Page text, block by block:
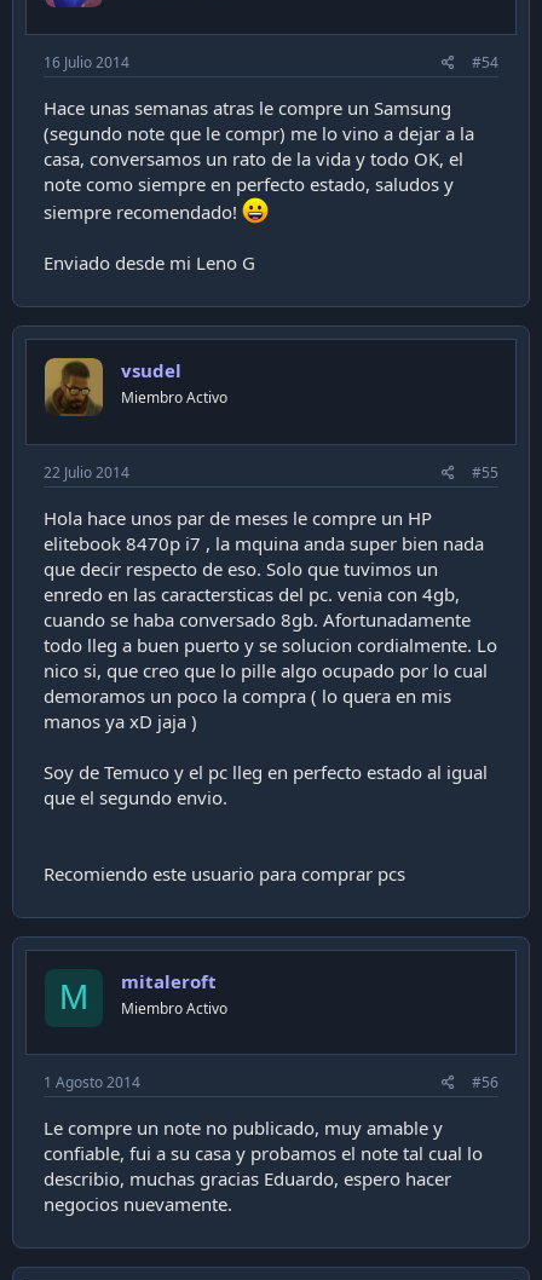
16 Julio 2014 #54
Hace unas semanas atras le compre un Samsung
(segundo note que le compr) me lo vino a dejar a la
casa, conversamos un rato de la vida y todo OK, el
note como siempre en perfecto estado, saludos y
siempre recomendado!
Enviado desde mi Leno G
vsudel
Miembro Activo
22 Julio 2014 #55
Hola hace unos par de meses le compre un HP
elitebook 8470p i7 , la mquina anda super bien nada
que decir respecto de eso. Solo que tuvimos un
enredo en las caractersticas del pc. venia con 4gb,
cuando se haba conversado 8gb. Afortunadamente
todo lleg a buen puerto y se solucion cordialmente. Lo
nico si, que creo que lo pille algo ocupado por lo cual
demoramos un poco la compra ( lo quera en mis
manos ya xD jaja )
Soy de Temuco y el pc lleg en perfecto estado al igual
que el segundo envio.
Recomiendo este usuario para comprar pcs
M mitaleroft
Miembro Activo
1 Agosto 2014 #56
Le compre un note no publicado, muy amable y
confiable, fui a su casa y probamos el note tal cual lo
describio, muchas gracias Eduardo, espero hacer
negocios nuevamente.